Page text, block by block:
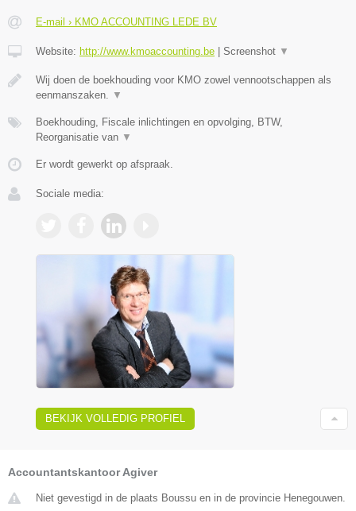
E-mail › KMO ACCOUNTING LEDE BV
Website: http://www.kmoaccounting.be Screenshot ▼
Wij doen de boekhouding voor KMO zowel vennootschappen als
eenmanszaken. ▼
Boekhouding, Fiscale inlichtingen en opvolging, BTW,
Reorganisatie van ▼
Er wordt gewerkt op afspraak.
Sociale media:
BEKIJK VOLLEDIG PROFIEL
Accountantskantoor Agiver
Niet gevestigd in de plaats Boussu en in de provincie Henegouwen.